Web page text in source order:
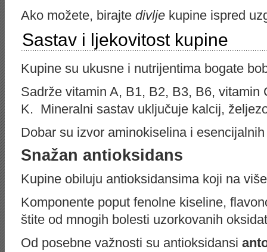
Ako možete, birajte divlje kupine ispred
Sastav i ljekovitost kupine
Kupine su ukusne i nutrijentima bogate
Sadrže vitamin A, B1, B2, B3, B6, vitamin
K. Mineralni sastav uključuje kalcij,
Dobar su izvor aminokiselina i
Snažan antioksidans
Kupine obiluju antioksidansima koji na
Komponente poput fenolne kiseline,
štite od mnogih bolesti uzorkovanih
Od posebne važnosti su antioksidansi